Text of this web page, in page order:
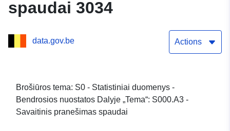
spaudai 3034
data.gov.be Actions
Brošiūros tema: S0 - Statistiniai duomenys -
Bendrosios nuostatos Dalyje „Tema“: S000.A3 -
Savaitinis pranešimas spaudai